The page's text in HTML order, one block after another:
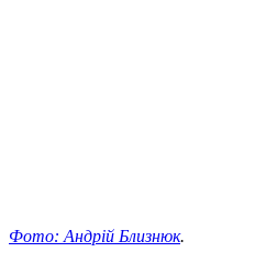
Фото: Андрій Близнюк.